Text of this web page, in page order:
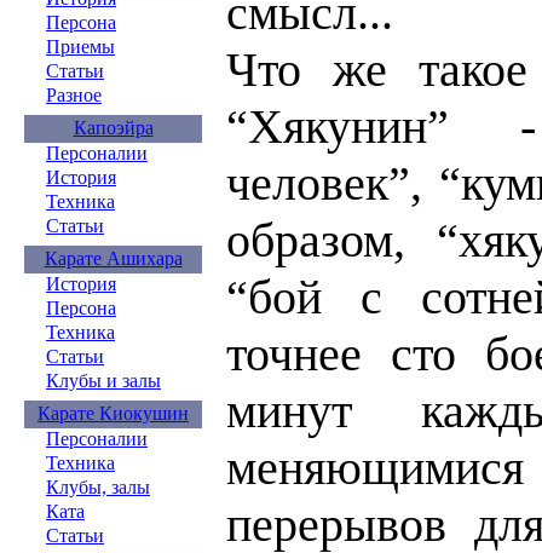
Персона
Приемы
Статьи
Разное
Капоэйра
Персоналии
История
Техника
Статьи
Карате Ашихара
История
Персона
Техника
Статьи
Клубы и залы
Карате Киокушин
Персоналии
Техника
Клубы, залы
Ката
Статьи
смысл...
Что же такое
“Хякунин”
человек”,
образом,
“бой с
точнее сто
минут
меняющимися
перерывов